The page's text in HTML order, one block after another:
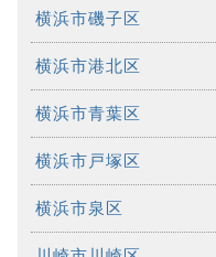
横浜市磯子区
横浜市港北区
横浜市青葉区
横浜市戸塚区
横浜市泉区